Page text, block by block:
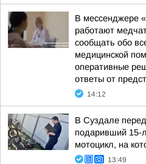
В мессенджере
работают
сообщать обо
медицинской
оперативные
ответы от
14:12
В Суздале
подаривший 15-
мотоцикл, на
13:49